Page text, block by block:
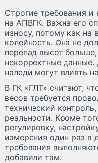
Строгие требования и
на АПВГК. Важна его
износу, потому как на
колейность. Она не
перепад высот
некорректные
наледи могут влиять
В ГК «ГЛТ» считают,
весов требуется
технический
реальности. Кроме
регулировку,
измерения один раз в
требования
добавили там.